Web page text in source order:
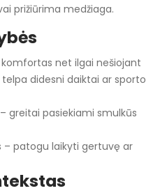
prižiūrima medžiaga.
net ilgai nešiojant
didesni daiktai ar sporto
greitai pasiekiami smulkūs
– patogu laikyti gertuvę ar